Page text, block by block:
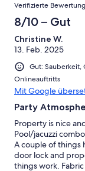
and nice furniture
carpets need
been used for a
Needed a fresh
kitchen is well
There are good
owner has
easily accessible
located in a
everywhere. The
Reasonable for
Verifizierte Bewertung
8/10 – Gut
Christine W.
13. Feb. 2025
Gut: Sauberkeit,
Onlineauftritts
Mit Google
Party
Property is nice
Pool/jacuzzi
A couple of things
door lock and
things work.